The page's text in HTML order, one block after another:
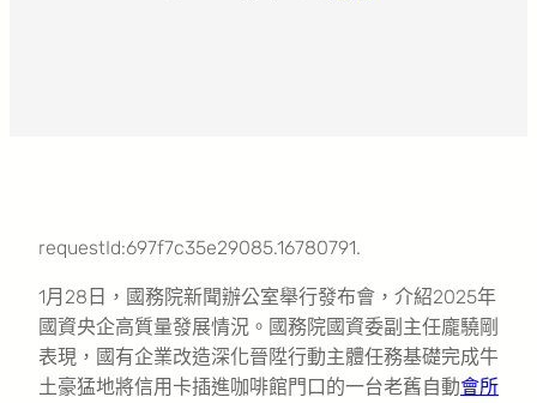
requestId:697f7c35e29085.16780791.
1月28日，國務院新聞辦公室舉行發布會，介紹2025年
國資央企高質量發展情況。國務院國資委副主任龐驍剛
表現，國有企業改造深化晉陞行動主體任務基礎完成牛
土豪猛地將信用卡插進咖啡館門口的一台老舊自動會所